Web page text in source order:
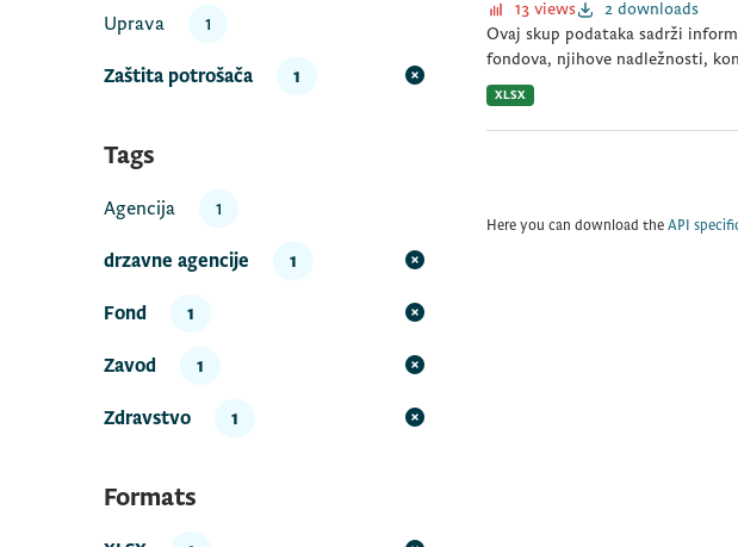
Uprava 1
Zaštita potrošača 1
Tags
Agencija 1
drzavne agencije 1
Fond 1
Zavod 1
Zdravstvo 1
Formats
13 views
2 downloads
Ovaj skup podataka sadrži
fondova, njihove nadležnosti,
XLSX
Here you can download the API